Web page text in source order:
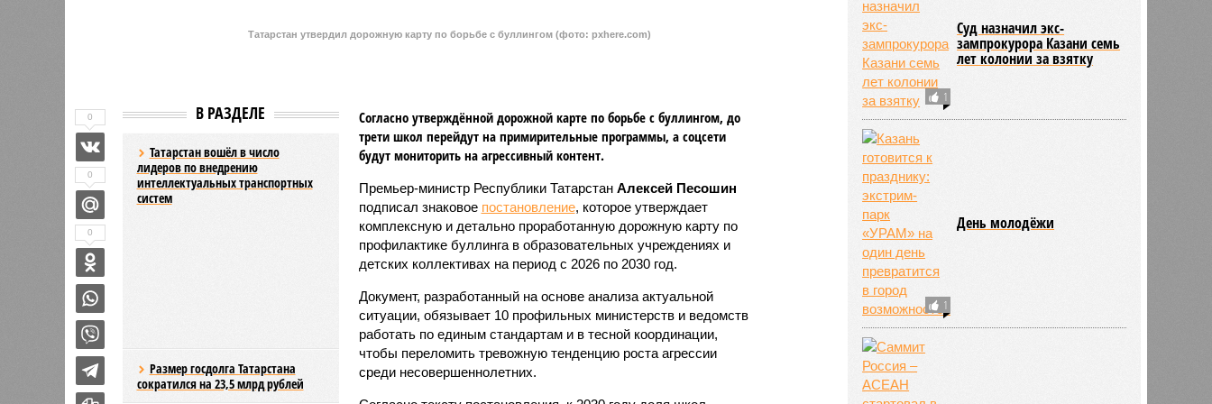
ситуации, обязывает 10 профильных министерств и ведомств
активно использующих медиативные практики, включая восстановительные встречи и
примирительные программы, должна вырасти с нынешних 15 до 35 процентов. Для этого
число специалистов, прошедших углубленное обучение по методикам выявления травли и
работе как с агрессорами, так и с их жертвами, планируется увеличить с 850 до 950
человек. Эти сотрудники станут ключевым звеном в системе раннего реагирования на
Особый акцент в дорожной карте сделан на противодействие кибербуллингу, который
сегодня становится доминирующей формой травли. Параллельно будет расширяться
сложности за пять лет в республике планируется провести не менее 350 тысяч
профилактических мероприятий и консультаций для детей, родителей и педагогов.
Контроль за исполнением программы возложен на Министерство образования и науки
Татарстана, а ответственные ведомства будут ежегодно отчитываться до первого
февраля.
1
Суд назначил экс-
зампрокурора Казани семь
лет колонии за взятку
1
День молодёжи